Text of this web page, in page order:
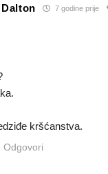
7 godine prije
kršćanstva.
Odgovori